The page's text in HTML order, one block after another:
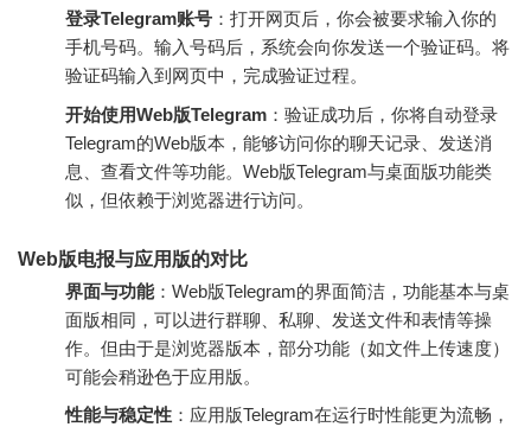
登录Telegram账号 ：打开网页后，你会被要求输入你的
手机号码。输入号码后，系统会向你发送一个验证码。将
验证码输入到网页中，完成验证过程。
开始使用Web版Telegram ：验证成功后，你将自动登录
Telegram的Web版本，能够访问你的聊天记录、发送消
息、查看文件等功能。Web版Telegram与桌面版功能类
似，但依赖于浏览器进行访问。
Web版电报与应用版的对比
界面与功能：Web版Telegram的界面简洁，功能基本与桌
面版相同，可以进行群聊、私聊、发送文件和表情等操
作。但由于是浏览器版本，部分功能（如文件上传速度）
可能会稍逊色于应用版。
性能与稳定性 ：应用版Telegram在运行时性能更为流畅，